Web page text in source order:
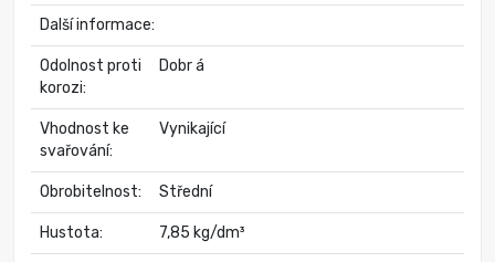
Další informace:
Odolnost proti
korozi:
Dobr á
Vhodnost ke
svařování:
Vynikající
Obrobitelnost: Střední
Hustota: 7,85 kg/dm³